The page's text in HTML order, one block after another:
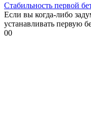
Стабильность первой
Если вы когда-либо
устанавливать первую
00